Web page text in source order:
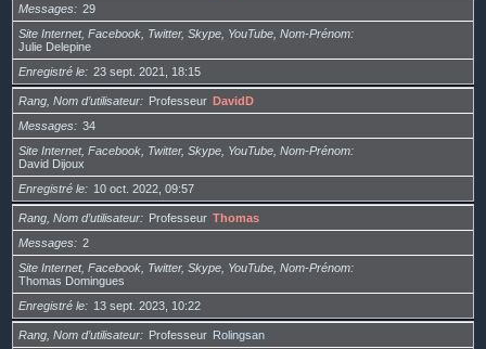
Messages
29
Site Internet, Facebook, Twitter, Skype, YouTube, Nom-Prénom
Julie Delepine
Enregistré le
23 sept. 2021, 18:15
Rang, Nom d’utilisateur Professeur DavidD
Messages
34
Site Internet, Facebook, Twitter, Skype, YouTube, Nom-Prénom
David Dijoux
Enregistré le
10 oct. 2022, 09:57
Rang, Nom d’utilisateur Professeur Thomas
Messages
2
Site Internet, Facebook, Twitter, Skype, YouTube, Nom-Prénom
Thomas Domingues
Enregistré le
13 sept. 2023, 10:22
Rang, Nom d’utilisateur Professeur Rolingsan